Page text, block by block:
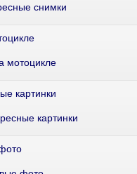
картинки